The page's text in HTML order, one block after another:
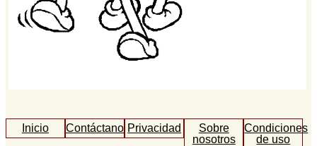
Inicio ContáctanosPrivacidad
Sobre
nosotros
Condiciones
de uso